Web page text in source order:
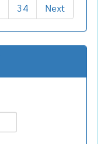
34 Next